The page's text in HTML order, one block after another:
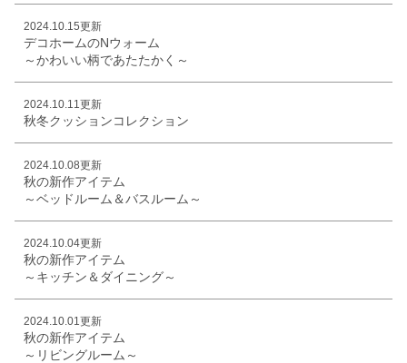
2024.10.15更新
デコホームのNウォーム
～かわいい柄であたたかく～
2024.10.11更新
秋冬クッションコレクション
2024.10.08更新
秋の新作アイテム
～ベッドルーム＆バスルーム～
2024.10.04更新
秋の新作アイテム
～キッチン＆ダイニング～
2024.10.01更新
秋の新作アイテム
～リビングルーム～